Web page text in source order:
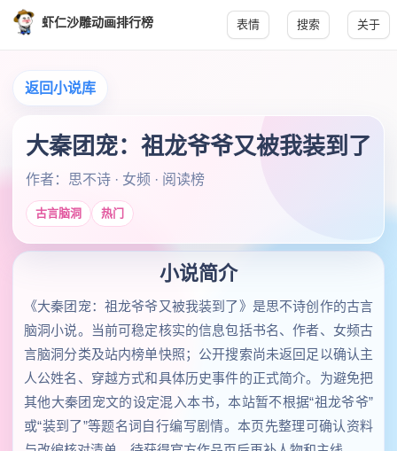
虾仁沙雕动画排行榜 表情 搜索 关于
返回小说库
大秦团宠：祖龙爷爷又被我装到了
作者：思不诗 · 女频 · 阅读榜
古言脑洞 热门
小说简介
《大秦团宠：祖龙爷爷又被我装到了》是思不诗创作的古言
脑洞小说。当前可稳定核实的信息包括书名、作者、女频古
言脑洞分类及站内榜单快照；公开搜索尚未返回足以确认主
人公姓名、穿越方式和具体历史事件的正式简介。为避免把
其他大秦团宠文的设定混入本书，本站暂不根据“祖龙爷爷”
或“装到了”等题名词自行编写剧情。本页先整理可确认资料